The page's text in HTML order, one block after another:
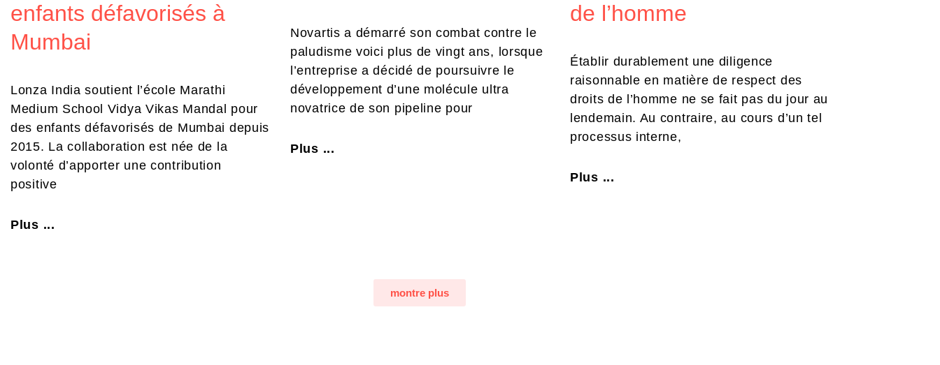
enfants défavorisés à
Mumbai
Lonza India soutient l’école Marathi
Medium School Vidya Vikas Mandal pour
des enfants défavorisés de Mumbai depuis
2015. La collaboration est née de la
volonté d’apporter une contribution
positive
Plus ...
Novartis a démarré son combat contre le
paludisme voici plus de vingt ans, lorsque
l’entreprise a décidé de poursuivre le
développement d’une molécule ultra
novatrice de son pipeline pour
Plus ...
de l’homme
Établir durablement une diligence
raisonnable en matière de respect des
droits de l’homme ne se fait pas du jour au
lendemain. Au contraire, au cours d’un tel
processus interne,
Plus ...
montre plus